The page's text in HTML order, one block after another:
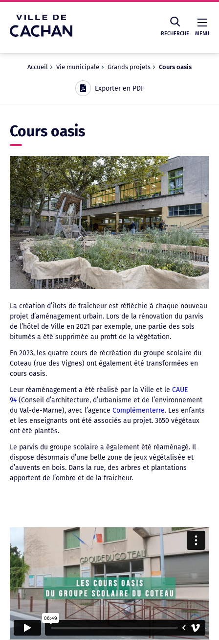
RECHERCHE MENU
Recherche
Accueil Vie municipale Grands projets Cours oasis
Exporter en PDF
Cours oasis
La création d’îlots de fraîcheur est réfléchie à chaque nouveau
projet d’aménagement urbain. Lors de la rénovation du parvis
de l’hôtel de Ville en 2021 par exemple, une partie des sols
bitumés a été supprimée au profit de la végétation.
En 2023, les quatre cours de récréation du groupe scolaire du
Coteau (rue des Vignes) ont également été transformées en
cours oasis.
Leur réaménagement a été réalisé par la Ville et le CAUE
94 (Conseil d’architecture, d’urbanisme et de l’environnement
du Val-de-Marne), avec l’agence Complémenterre. Les enfants
et les enseignants ont été associés au projet. 3650 végétaux
ont été plantés.
Le parvis du groupe scolaire a également été réaménagé. Il
dispose désormais d’une belle zone de jeux végétalisée et
d’auvents en bois. Dans la rue, des arbres et plantations
apportent de l’ombre et de la fraicheur.
Cookies management panel